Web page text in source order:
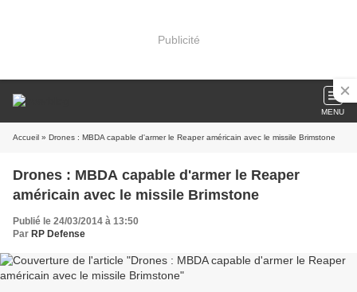
Publicité
MENU
Accueil » Drones : MBDA capable d'armer le Reaper américain avec le missile Brimstone
Drones : MBDA capable d'armer le Reaper
américain avec le missile Brimstone
Publié le 24/03/2014 à 13:50
Par RP Defense